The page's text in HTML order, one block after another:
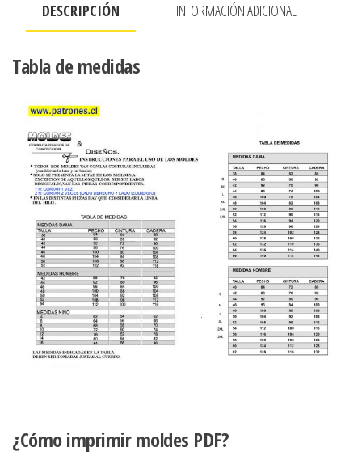
ruedo
evase
cantidad
DESCRIPCIÓN INFORMACIÓN ADICIONAL
Tabla de medidas
¿Cómo imprimir moldes PDF?